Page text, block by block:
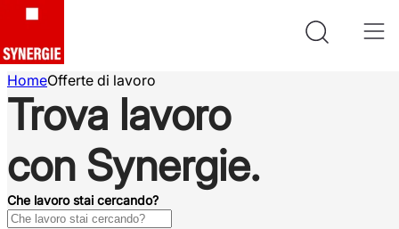
HomeOfferte di lavoro
Trova lavoro
con Synergie.
Che lavoro stai cercando?